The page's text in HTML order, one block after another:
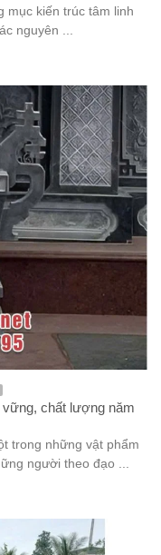
mục kiến trúc tâm linh
nguyên ...
chất lượng năm
trong những vật phẩm
người theo đạo ...